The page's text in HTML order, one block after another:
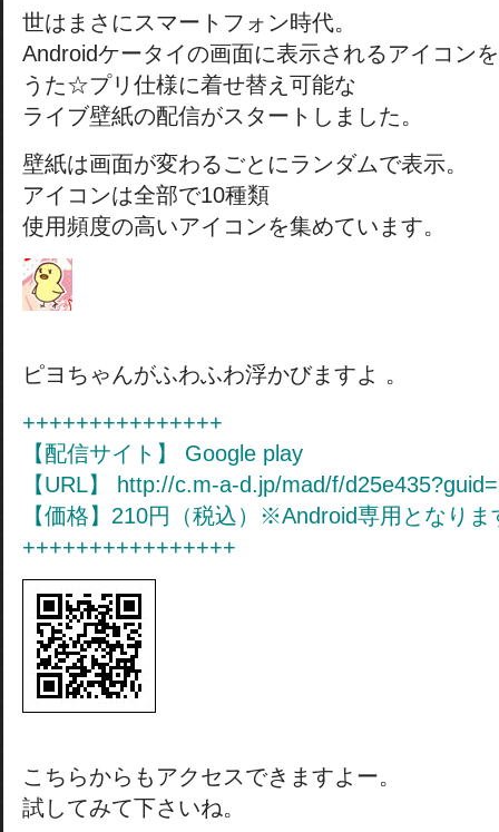
世はまさにスマートフォン時代。
Androidケータイの画面に表示されるアイコンを
うた☆プリ仕様に着せ替え可能な
ライブ壁紙の配信がスタートしました。
壁紙は画面が変わるごとにランダムで表示。
アイコンは全部で10種類
使用頻度の高いアイコンを集めています。
ピヨちゃんがふわふわ浮かびますよ 。
+++++++++++++++
【配信サイト】 Google play
【URL】 http://c.m-a-d.jp/mad/f/
【価格】210円（税込）※Android専用となりま
++++++++++++++++
こちらからもアクセスできますよー。
試してみて下さいね。